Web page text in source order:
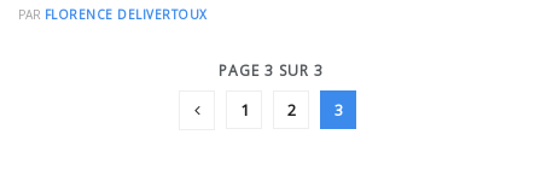
PAR FLORENCE DELIVERTOUX
PAGE 3 SUR 3
1 2 3